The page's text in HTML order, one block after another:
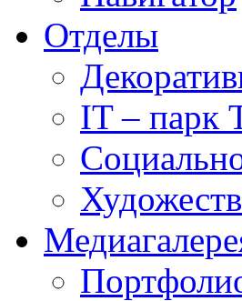
Отделы
IT – парк